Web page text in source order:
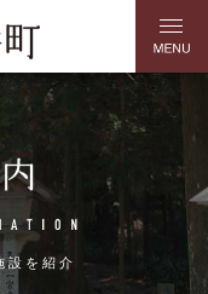
設を紹介